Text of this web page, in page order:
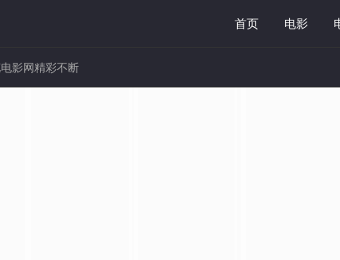
首页 电影